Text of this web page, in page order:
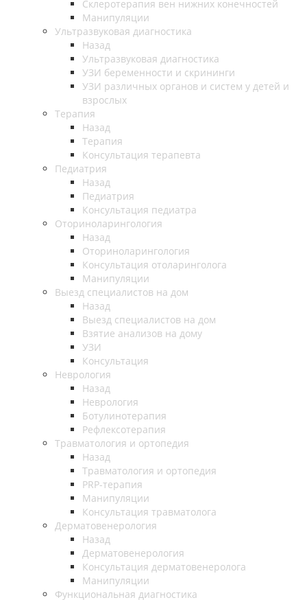
Склеротерапия вен нижних конечностей
Манипуляции
Ультразвуковая диагностика
Назад
Ультразвуковая диагностика
УЗИ беременности и скрининги
УЗИ различных органов и систем у детей и
взрослых
Терапия
Назад
Терапия
Консультация терапевта
Педиатрия
Назад
Педиатрия
Консультация педиатра
Оториноларингология
Назад
Оториноларингология
Консультация отоларинголога
Манипуляции
Выезд специалистов на дом
Назад
Выезд специалистов на дом
Взятие анализов на дому
УЗИ
Консультация
Неврология
Назад
Неврология
Ботулинотерапия
Рефлексотерапия
Травматология и ортопедия
Назад
Травматология и ортопедия
PRP-терапия
Манипуляции
Консультация травматолога
Дерматовенерология
Назад
Дерматовенерология
Консультация дерматовенеролога
Манипуляции
Функциональная диагностика